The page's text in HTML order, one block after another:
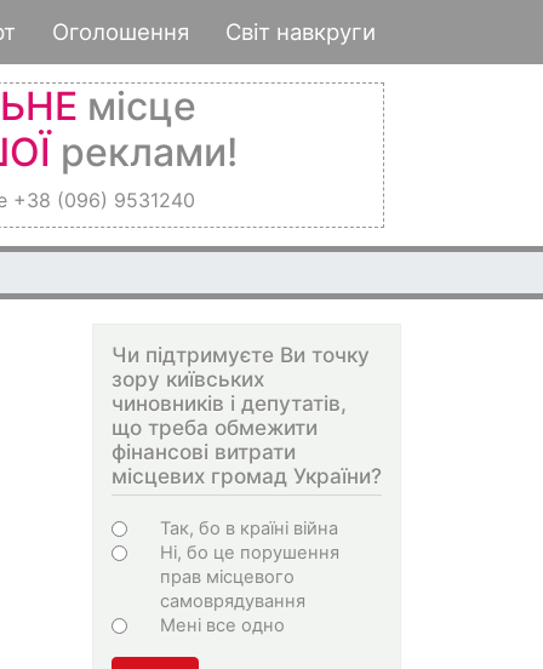
Оголошення Світ навкруги
місце
реклами!
+38 (096) 9531240
Чи підтримуєте Ви точку
зору київських
чиновників і депутатів,
що треба обмежити
фінансові витрати
місцевих громад України?
Варіанти
Так, бо в країні війна
Ні, бо це порушення
прав місцевого
самоврядування
Мені все одно